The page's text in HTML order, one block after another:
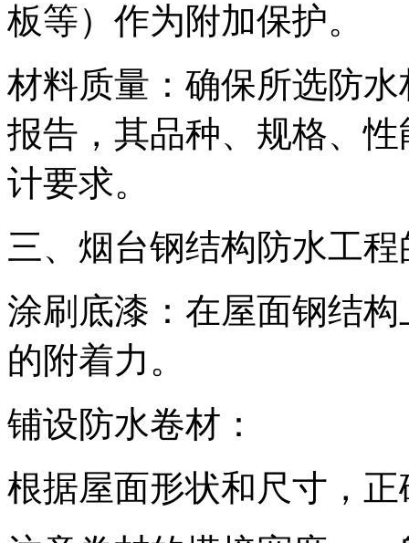
板等）作为附加保护。
材料质量：确保所选防
报告，其品种、规格、
计要求。
三、烟台钢结构防水工
涂刷底漆：在屋面钢结
的附着力。
铺设防水卷材：
根据屋面形状和尺寸，